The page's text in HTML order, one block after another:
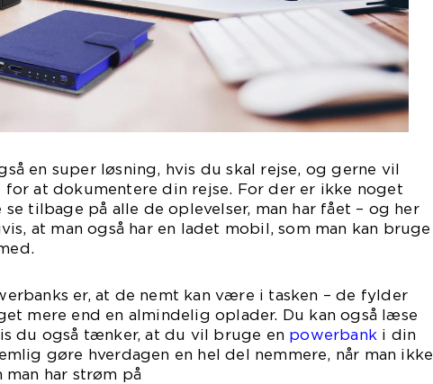
en super løsning, hvis du skal rejse, og gerne vil
for at dokumentere din rejse. For der er ikke noget
tilbage på alle de oplevelser, man har fået – og her
at man også har en ladet mobil, som man kan bruge
billeder med.
er, at de nemt kan være i tasken – de fylder
mere end en almindelig oplader. Du kan også læse
du også tænker, at du vil bruge en powerbank i din
gøre hverdagen en hel del nemmere, når man ikke
har strøm på